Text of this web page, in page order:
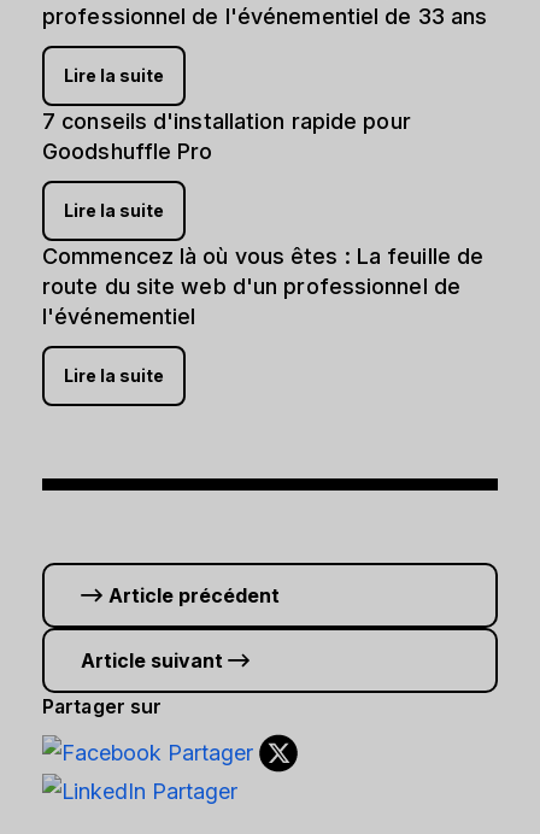
professionnel de l'événementiel de 33 ans
Lire la suite
7 conseils d'installation rapide pour
Goodshuffle Pro
Lire la suite
Commencez là où vous êtes : La feuille de
route du site web d'un professionnel de
l'événementiel
Lire la suite
Article précédent
Article suivant
Partager sur